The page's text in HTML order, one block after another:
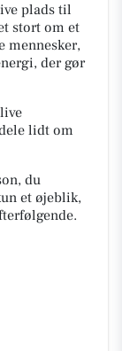
plads til
stort om et
mennesker,
der gør
lidt om
du
et øjeblik,